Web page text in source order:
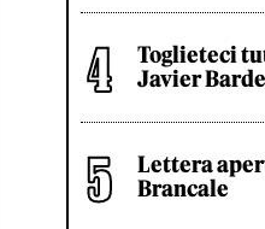
Toglieteci
Javier
Lettera
Brancale